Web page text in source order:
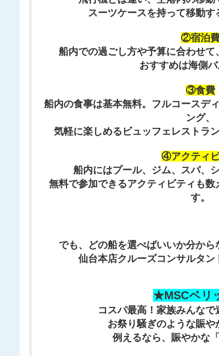
スーツケースを持って移動
②宿泊
船内での過ごし方や予算に合わせ
おすすめは海側
③食費
船内の食事は基本無料。フルコースデ
ング、
気軽に楽しめるビュッフェレストラ
④アクティ
船内にはプール、ジム、スパ、
無料で参加できるアクティビティも
す。
でも、どの船を選べばいいか分から
仙台本店クルーズコンサルタ
★MSCベリ
コスパ最高！家族みんな
お祭り騒ぎのような賑や
例えるなら、賑やかな